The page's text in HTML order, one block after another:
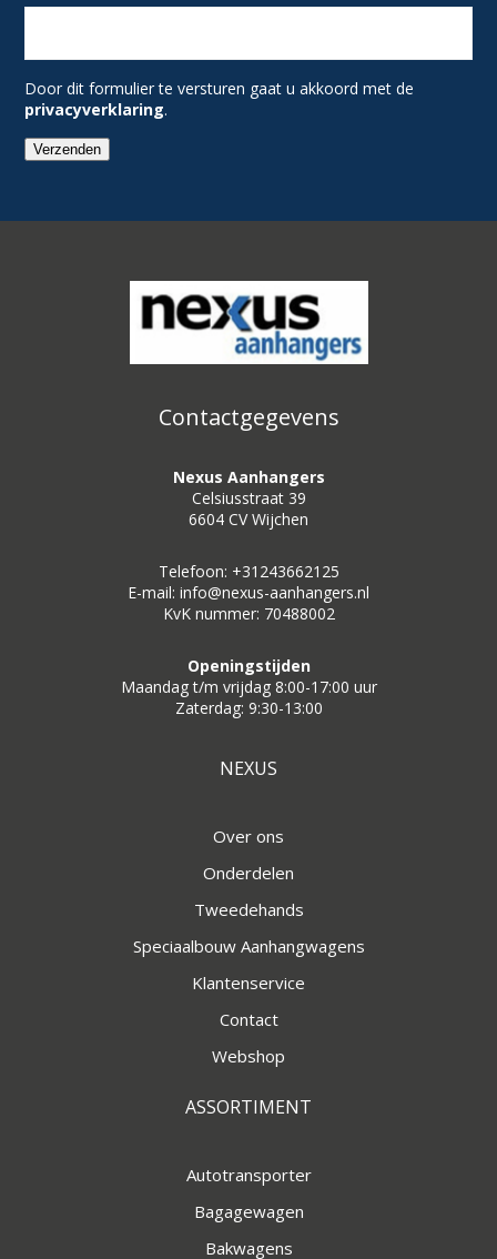
Door dit formulier te versturen gaat u akkoord met de
privacyverklaring.
Verzenden
Contactgegevens
Nexus Aanhangers
Celsiusstraat 39
6604 CV Wijchen
Telefoon: +31243662125
E-mail: info@nexus-aanhangers.nl
KvK nummer: 70488002
Openingstijden
Maandag t/m vrijdag 8:00-17:00 uur
Zaterdag: 9:30-13:00
NEXUS
Over ons
Onderdelen
Tweedehands
Speciaalbouw Aanhangwagens
Klantenservice
Contact
Webshop
ASSORTIMENT
Autotransporter
Bagagewagen
Bakwagens